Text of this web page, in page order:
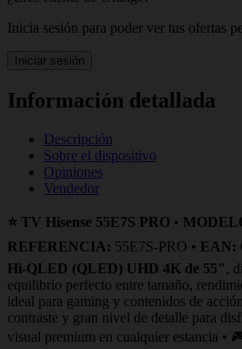
Inicia sesión para poder ver tus ofertas
Iniciar sesión
Información detallada
Descripción
Sobre el dispositivo
Opiniones
Vendedor
⭐ TV Hisense 55E7S PRO •
REFERENCIA: 55E7S-PRO • EAN:
Hi‑QLED (QLED) UHD 4K de 55",
equilibrio perfecto entre tamaño,
ideal para gaming y contenidos de
contraste y gran nivel de detalle para
visual premium en cualquier estancia •